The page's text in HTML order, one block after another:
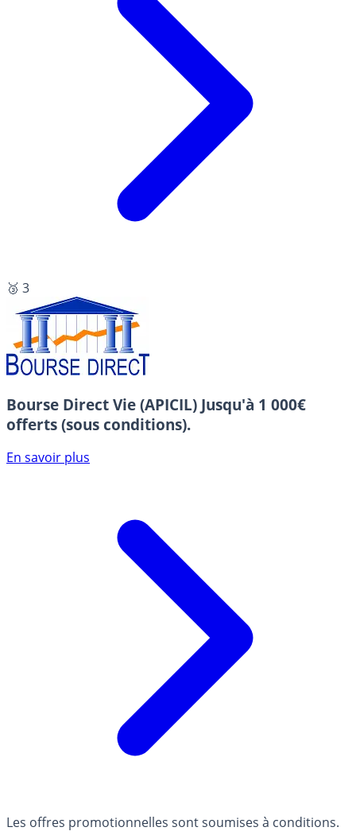
🥉 3
Bourse Direct Vie (APICIL) Jusqu'à 1 000€
offerts (sous conditions).
En savoir plus
Les offres promotionnelles sont soumises à conditions.